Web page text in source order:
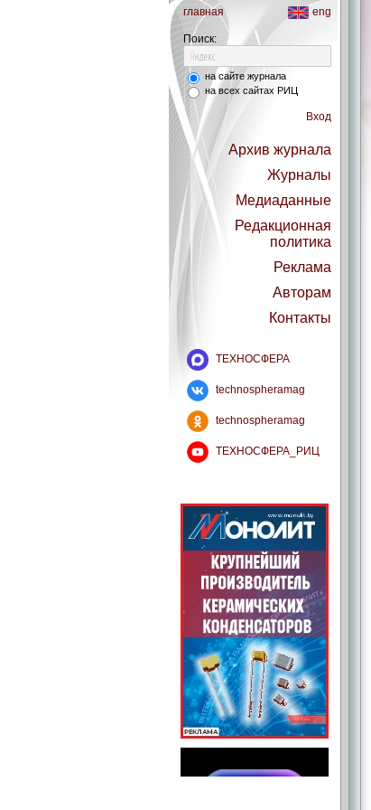
главная eng
Поиск:
на сайте журнала
на всех сайтах РИЦ
Вход
Архив журнала
Журналы
Медиаданные
Редакционная
политика
Реклама
Авторам
Контакты
ТЕХНОСФЕРА
technospheramag
technospheramag
ТЕХНОСФЕРА_РИЦ